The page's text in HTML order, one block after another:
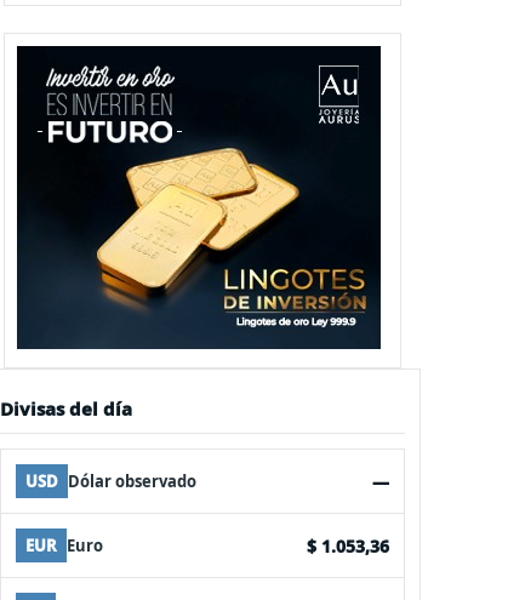
Divisas del día
USD Dólar observado —
EUR Euro $ 1.053,36